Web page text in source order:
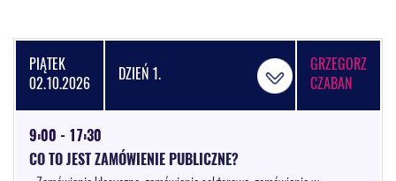
PIĄTEK
02.10.2026
DZIEŃ 1.
GRZEGORZ
CZABAN
9:00 - 17:30
CO TO JEST ZAMÓWIENIE PUBLICZNE?